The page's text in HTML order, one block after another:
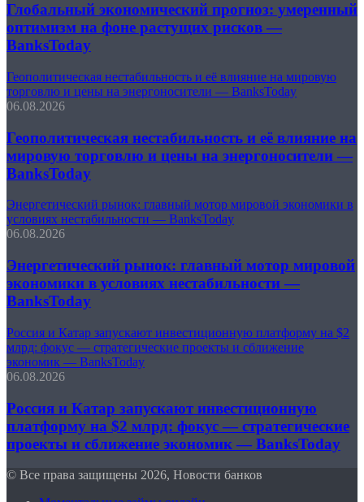
Глобальный экономический прогноз: умеренный
оптимизм на фоне растущих рисков —
BanksToday
Геополитическая нестабильность и её влияние на мировую
торговлю и цены на энергоносители — BanksToday
06.08.2026
Геополитическая нестабильность и её влияние на
мировую торговлю и цены на энергоносители —
BanksToday
Энергетический рынок: главный мотор мировой экономики в
условиях нестабильности — BanksToday
06.08.2026
Энергетический рынок: главный мотор мировой
экономики в условиях нестабильности —
BanksToday
Россия и Катар запускают инвестиционную платформу на $2
млрд: фокус — стратегические проекты и сближение
экономик — BanksToday
06.08.2026
Россия и Катар запускают инвестиционную
платформу на $2 млрд: фокус — стратегические
проекты и сближение экономик — BanksToday
© Все права защищены 2026, Новости банков